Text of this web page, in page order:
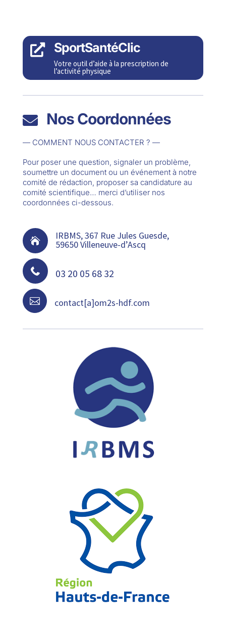
 SportSantéClic
Votre outil d’aide à la prescription de
l’activité physique
 Nos Coordonnées
— COMMENT NOUS CONTACTER ? —
Pour poser une question, signaler un problème,
soumettre un document ou un événement à notre
comité de rédaction, proposer sa candidature au
comité scientifique… merci d’utiliser nos
coordonnées ci-dessous.
 IRBMS, 367 Rue Jules Guesde,
59650 Villeneuve-d’Ascq
 03 20 05 68 32
 contact[a]om2s-hdf.com